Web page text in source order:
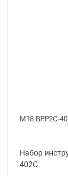
M18 BPP2C-
Набор
402C